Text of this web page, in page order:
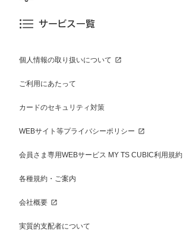
サービス一覧
個人情報の取り扱いについて
ご利用にあたって
カードのセキュリティ対策
WEBサイト等プライバシーポリシー
会員さま専用WEBサービス MY TS CUBIC利用規約
各種規約・ご案内
会社概要
実質的支配者について